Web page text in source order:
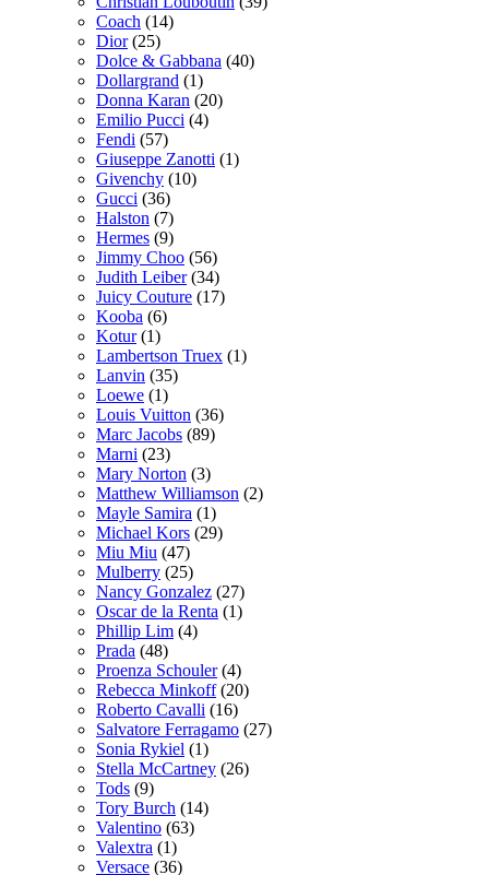
Coach (14)
Dior(25)
Dolce & Gabbana (40)
Dollargrand (1)
Donna Karan (20)
Emilio Pucci (4)
Fendi (57)
Giuseppe Zanotti (1)
Givenchy (10)
Gucci (36)
Halston (7)
Hermes (9)
Jimmy Choo (56)
Judith Leiber(34)
Juicy Couture (17)
Kooba (6)
Kotur(1)
Lambertson Truex (1)
Lanvin (35)
Loewe (1)
Louis Vuitton (36)
Marc Jacobs (89)
Marni (23)
Mary Norton (3)
Matthew Williamson (2)
Mayle Samira (1)
Michael Kors (29)
Miu Miu (47)
Mulberry (25)
Nancy Gonzalez (27)
Oscar de la Renta (1)
Phillip Lim (4)
Prada (48)
Proenza Schouler(4)
Rebecca Minkoff(20)
Roberto Cavalli (16)
Salvatore Ferragamo (27)
Sonia Rykiel (1)
Stella McCartney (26)
Tods (9)
Tory Burch (14)
Valentino (63)
Valextra (1)
Versace (36)